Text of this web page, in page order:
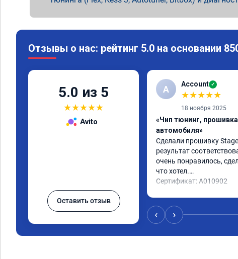
Отзывы о нас: рейтинг 5.0 на основании
5.0 из 5
★★★★★
Avito
Оставить отзыв
A Account ✓
★★★★★
18 ноября 2025
«Чип тюнинг,
автомобиля»
Сделали прошивку
результат
очень понравилось,
что хотел.
Сертификат: A010902
‹ ›